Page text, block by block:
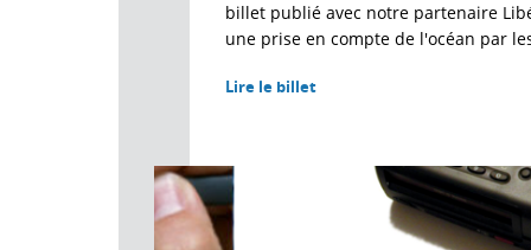
billet publié avec notre partenaire
une prise en compte de l'océan par
Lire le billet